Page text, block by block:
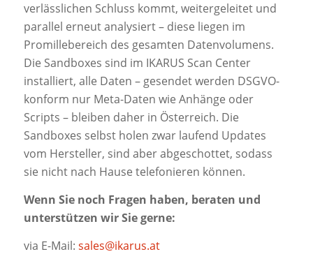
verlässlichen Schluss kommt, weitergeleitet und
parallel erneut analysiert – diese liegen im
Promillebereich des gesamten Datenvolumens.
Die Sandboxes sind im IKARUS Scan Center
installiert, alle Daten – gesendet werden DSGVO-
konform nur Meta-Daten wie Anhänge oder
Scripts – bleiben daher in Österreich. Die
Sandboxes selbst holen zwar laufend Updates
vom Hersteller, sind aber abgeschottet, sodass
sie nicht nach Hause telefonieren können.
Wenn Sie noch Fragen haben, beraten und
unterstützen wir Sie gerne:
via E-Mail: sales@ikarus.at